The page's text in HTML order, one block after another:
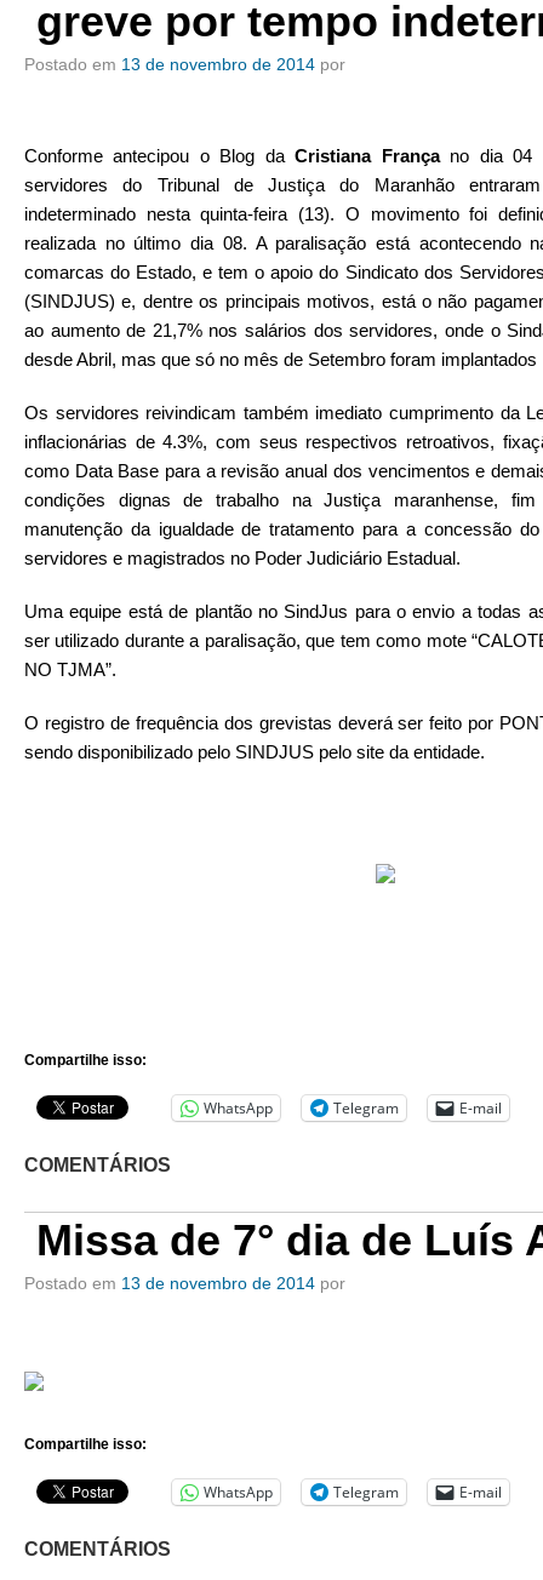
greve por tempo
Postado em 13 de novembro de 2014 por
Conforme antecipou o Blog daCristiana França no dia 04
servidores do Tribunal de Justiça do Maranhão
indeterminado nesta quinta-feira (13). O movimento foi
realizada no último dia 08. A paralisação está acontecendo
comarcas do Estado, e tem o apoio do Sindicato dos
(SINDJUS) e, dentre os principais motivos, está o não
ao aumento de 21,7% nos salários dos servidores, onde o
desde Abril, mas que só no mês de Setembro foram
Os servidores reivindicam também imediato cumprimento da
inflacionárias de 4.3%, com seus respectivos retroativos,
como Data Base para a revisão anual dos vencimentos e
condições dignas de trabalho na Justiça maranhense,
manutenção da igualdade de tratamento para a concessão
servidores e magistrados no Poder Judiciário Estadual.
Uma equipe está de plantão no SindJus para o envio a todas
ser utilizado durante a paralisação, que tem como mote
NO TJMA”.
O registro de frequência dos grevistas deverá ser feito por
sendo disponibilizado pelo SINDJUS pelo site da entidade.
Compartilhe isso:
WhatsApp Telegram E-mail
COMENTÁRIOS
Missa de 7° dia de Luís
Postado em 13 de novembro de 2014 por
Compartilhe isso:
WhatsApp Telegram E-mail
COMENTÁRIOS